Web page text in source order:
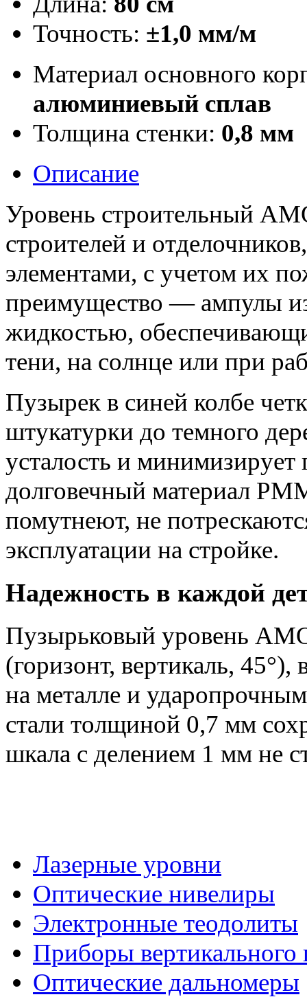
Точность: ±1,0 мм/м
Материал основного
алюминиевый сплав
Толщина стенки: 0,8 мм
Описание
Уровень строительный
строителей и
элементами, с учетом их
преимущество — ампулы из
жидкостью,
тени, на солнце или при
Пузырек в синей колбе
штукатурки до темного
усталость и
долговечный материал
помутнеют, не
эксплуатации на стройке.
Надежность в каждой
Пузырьковый уровень
(горизонт, вертикаль,
на металле и
стали толщиной 0,7 мм
шкала с делением 1 мм не
Лазерные уровни
Оптические нивелиры
Электронные теодолиты
Приборы вертикального
Оптические дальномеры